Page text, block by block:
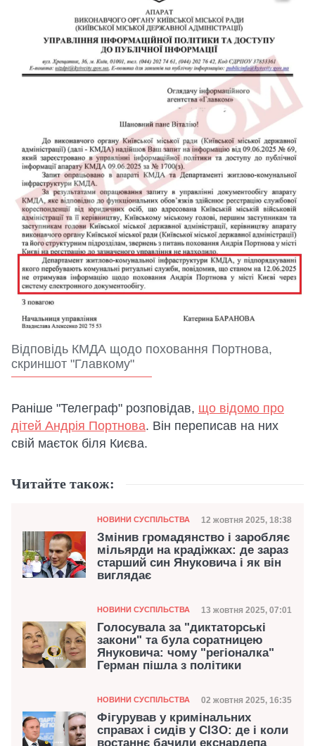
Відповідь КМДА щодо поховання Портнова,
скриншот "Главкому"
Раніше "Телеграф" розповідав, що відомо про
дітей Андрія Портнова. Він переписав на них
свій маєток біля Києва.
Читайте також:
Категорія
НОВИНИ СУСПІЛЬСТВА Дата публікації
12 жовтня 2025, 18:38
Змінив громадянство і заробляє
мільярди на крадіжках: де зараз
старший син Януковича і як він
виглядає
Категорія
НОВИНИ СУСПІЛЬСТВА Дата публікації
13 жовтня 2025, 07:01
Голосувала за "диктаторські
закони" та була соратницею
Януковича: чому "регіоналка"
Герман пішла з політики
Категорія
НОВИНИ СУСПІЛЬСТВА Дата публікації
02 жовтня 2025, 16:35
Фігурував у кримінальних
справах і сидів у СІЗО: де і коли
востаннє бачили екснардепа